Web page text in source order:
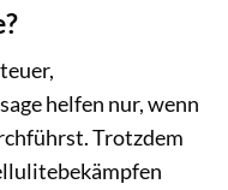
helfen nur, wenn
Trotzdem